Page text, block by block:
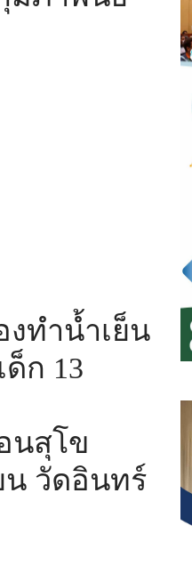
งทำน้ำเย็น
ด็ก 13
นสุโข
น วัดอินทร์